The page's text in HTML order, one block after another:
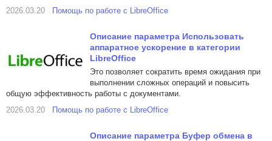
2026.03.20 Помощь по работе с LibreOffice
Описание параметра Использовать
аппаратное ускорение в категории
LibreOffice
Это позволяет сократить время ожидания при
выполнении сложных операций и повысить
общую эффективность работы с документами.
2026.03.20
Помощь по работе с LibreOffice
Описание параметра Буфер обмена в